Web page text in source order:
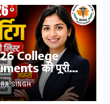
College
की पूरी
मेडिकल
& चेकलिस्ट
SINGH